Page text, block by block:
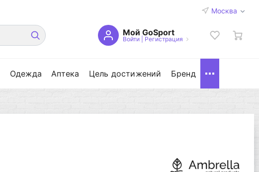
Москва
Мой GoSport
Войти| Регистрация
Одежда Аптека Цель достижений Бренд